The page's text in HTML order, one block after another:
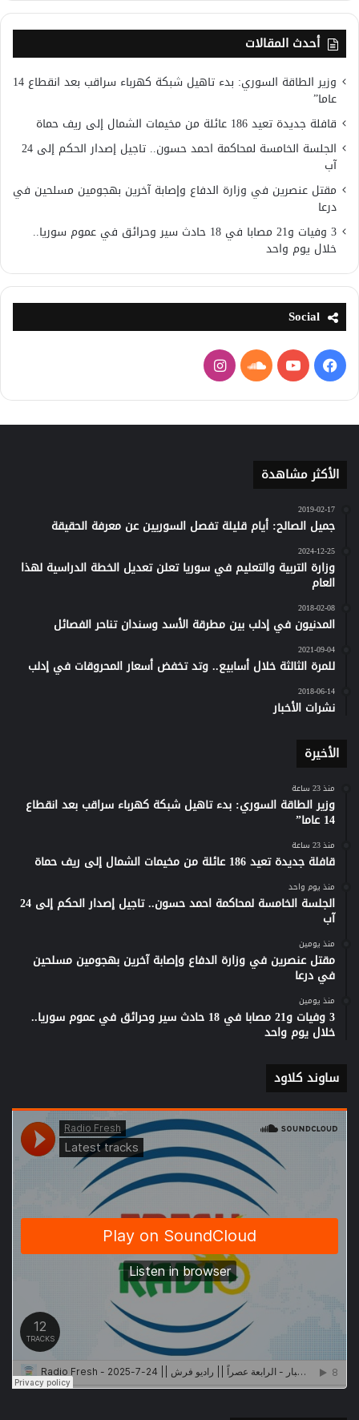
أحدث المقالات
وزير الطاقة السوري: بدء تاهيل شبكة كهرباء سراقب بعد انقطاع 14
عاما”
قافلة جديدة تعيد 186 عائلة من مخيمات الشمال إلى ريف حماة
الجلسة الخامسة لمحاكمة احمد حسون.. تاجيل إصدار الحكم إلى 24
آب
مقتل عنصرين في وزارة الدفاع وإصابة آخرين بهجومين مسلحين في
درعا
3 وفيات و21 مصابا في 18 حادث سير وحرائق في عموم سوريا..
خلال يوم واحد
Social
فيسبوكيوتيوبساوند
كلاود
انستقرام
الأكثر مشاهدة
2019-02-17
جميل الصالح: أيام قليلة تفصل السوريين عن معرفة الحقيقة
2024-12-25
وزارة التربية والتعليم في سوريا تعلن تعديل الخطة الدراسية لهذا
العام
2018-02-08
المدنيون في إدلب بين مطرقة الأسد وسندان تناحر الفصائل
2021-09-04
للمرة الثالثة خلال أسابيع.. وتد تخفض أسعار المحروقات في إدلب
2018-06-14
نشرات الأخبار
الأخيرة
منذ 23 ساعة
وزير الطاقة السوري: بدء تاهيل شبكة كهرباء سراقب بعد انقطاع
14 عاما”
منذ 23 ساعة
قافلة جديدة تعيد 186 عائلة من مخيمات الشمال إلى ريف حماة
منذ يوم واحد
الجلسة الخامسة لمحاكمة احمد حسون.. تاجيل إصدار الحكم إلى 24
آب
منذ يومين
مقتل عنصرين في وزارة الدفاع وإصابة آخرين بهجومين مسلحين
في درعا
منذ يومين
3 وفيات و21 مصابا في 18 حادث سير وحرائق في عموم سوريا..
خلال يوم واحد
ساوند كلاود